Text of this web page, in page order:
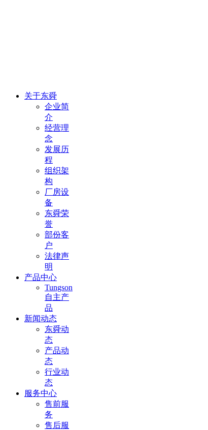
关于东舜
企业简
介
经营理
念
发展历
程
组织架
构
厂房设
备
东舜荣
誉
部份客
户
法律声
明
产品中心
Tungson
自主产
品
新闻动态
东舜动
态
产品动
态
行业动
态
服务中心
售前服
务
售后服